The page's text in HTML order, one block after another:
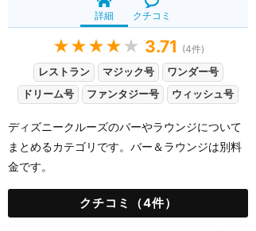
詳細 クチコミ
★★★★ ★ 3.71 (4件)
レストラン
マジック号
ワンダー号
ドリーム号
ファンタジー号 ウィッシュ号
ディズニークルーズのバーやラウンジについて
まとめるカテゴリです。バー＆ラウンジは別料
金です。
クチコミ（4件）